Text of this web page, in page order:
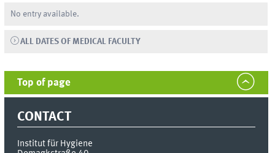
No entry available.
ALL DATES OF MEDICAL FACULTY
Top of page
CONTACT
Institut für Hygiene